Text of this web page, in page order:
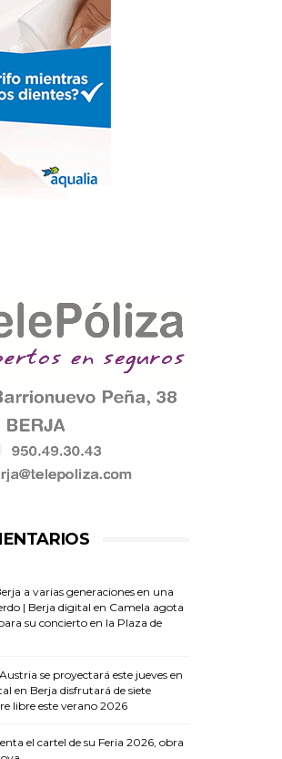
a varias generaciones en una
| Berja digital en Camela agota
su concierto en la Plaza de
se proyectará este jueves en
en Berja disfrutará de siete
libre este verano 2026
el cartel de su Feria 2026, obra